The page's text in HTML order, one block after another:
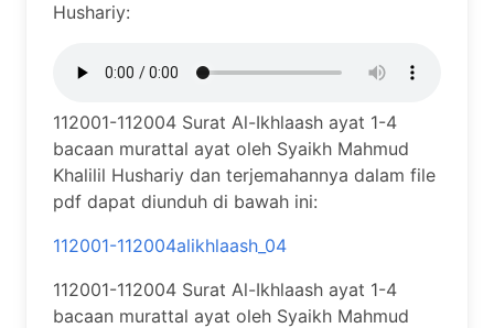
Hushariy:
112001-112004 Surat Al-Ikhlaash ayat 1-4
bacaan murattal ayat oleh Syaikh Mahmud
Khalilil Hushariy dan terjemahannya dalam file
pdf dapat diunduh di bawah ini:
112001-112004alikhlaash_04
112001-112004 Surat Al-Ikhlaash ayat 1-4
bacaan murattal ayat oleh Syaikh Mahmud